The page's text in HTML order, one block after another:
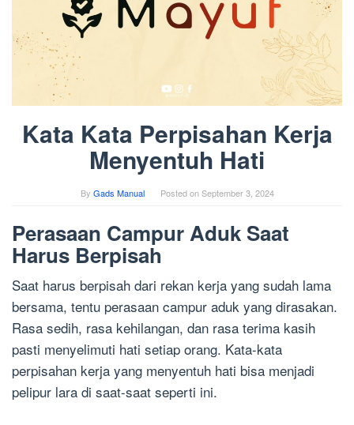
Kata Kata Perpisahan Kerja
Menyentuh Hati
By Gads Manual Posted onSeptember 3, 2024
Perasaan Campur Aduk Saat
Harus Berpisah
Saat harus berpisah dari rekan kerja yang sudah lama
bersama, tentu perasaan campur aduk yang dirasakan.
Rasa sedih, rasa kehilangan, dan rasa terima kasih
pasti menyelimuti hati setiap orang. Kata-kata
perpisahan kerja yang menyentuh hati bisa menjadi
pelipur lara di saat-saat seperti ini.